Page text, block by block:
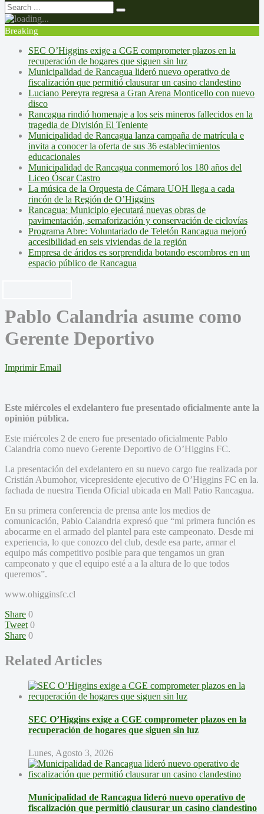
Breaking
SEC O’Higgins exige a CGE comprometer plazos en la
recuperación de hogares que siguen sin luz
Municipalidad de Rancagua lideró nuevo operativo de
fiscalización que permitió clausurar un casino clandestino
Luciano Pereyra regresa a Gran Arena Monticello con nuevo
disco
Rancagua rindió homenaje a los seis mineros fallecidos en la
tragedia de División El Teniente
Municipalidad de Rancagua lanza campaña de matrícula e
invita a conocer la oferta de sus 36 establecimientos
educacionales
Municipalidad de Rancagua conmemoró los 180 años del
Liceo Óscar Castro
La música de la Orquesta de Cámara UOH llega a cada
rincón de la Región de O’Higgins
Rancagua: Municipio ejecutará nuevas obras de
pavimentación, semaforización y conservación de ciclovías
Programa Abre: Voluntariado de Teletón Rancagua mejoró
accesibilidad en seis viviendas de la región
Empresa de áridos es sorprendida botando escombros en un
espacio público de Rancagua
Pablo Calandria asume como
Gerente Deportivo
Imprimir Email
Este miércoles el exdelantero fue presentado oficialmente ante la
opinión pública.
Este miércoles 2 de enero fue presentado oficialmente Pablo
Calandria como nuevo Gerente Deportivo de O’Higgins FC.
La presentación del exdelantero en su nuevo cargo fue realizada por
Cristián Abumohor, vicepresidente ejecutivo de O’Higgins FC en la.
fachada de nuestra Tienda Oficial ubicada en Mall Patio Rancagua.
En su primera conferencia de prensa ante los medios de
comunicación, Pablo Calandria expresó que “mi primera función es
abocarme en el armado del plantel para este campeonato. Desde mi
experiencia, lo que conozco del club, desde esa parte, armar el
equipo más competitivo posible para que tengamos un gran
campeonato y que el equipo esté a a la altura de lo que todos
queremos”.
www.ohigginsfc.cl
Share 0
Tweet 0
Share 0
Related Articles
SEC O’Higgins exige a CGE comprometer plazos en la
recuperación de hogares que siguen sin luz
Lunes, Agosto 3, 2026
Municipalidad de Rancagua lideró nuevo operativo de
fiscalización que permitió clausurar un casino clandestino